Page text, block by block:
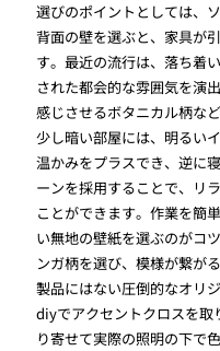
選びのポイントとしては、
背面の壁を選ぶと、家具が
す。最近の流行は、落ち着
された都会的な雰囲気を演
感じさせるボタニカル柄な
少し暗い部屋には、明るい
温かみをプラスでき、逆に
ーンを採用することで、リ
ことができます。作業を簡
い無地の壁紙を選ぶのがコ
ンガ柄を選び、模様が繋が
製品にはない圧倒的なオリ
diyでアクセントクロスを取
り寄せて実際の照明の下で